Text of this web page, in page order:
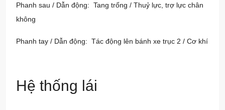
Phanh sau / Dẫn động: Tang trống / Thuỷ lực, trợ lực chân
không
Phanh tay / Dẫn động: Tác động lên bánh xe trục 2 / Cơ khí
Hệ thống lái